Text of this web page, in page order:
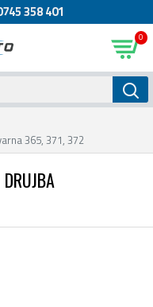
358 401
0
365, 371, 372